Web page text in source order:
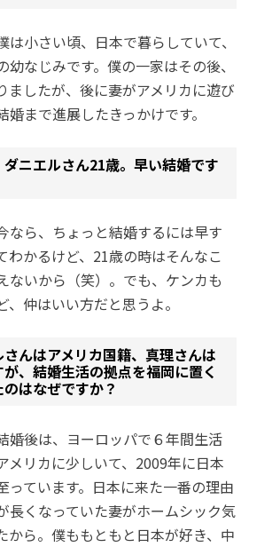
は小さい頃、日本で暮らしていて、
幼なじみです。僕の一家はその後、
ましたが、後に妻がアメリカに遊び
婚まで進展したきっかけです。
ニエルさん21歳。早い結婚です
なら、ちょっと結婚するには早す
わかるけど、21歳の時はそんなこ
ないから（笑）。でも、ケンカも
、仲はいい方だと思うよ。
んはアメリカ国籍、真理さんは
、結婚生活の拠点を福岡に置く
はなぜですか？
婚後は、ヨーロッパで６年間生活
メリカに少しいて、2009年に日本
っています。日本に来た一番の理由
長くなっていた妻がホームシック気
から。僕ももともと日本が好き、中